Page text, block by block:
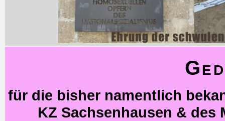
für die bisher namentlich
KZ Sachsenhausen & des